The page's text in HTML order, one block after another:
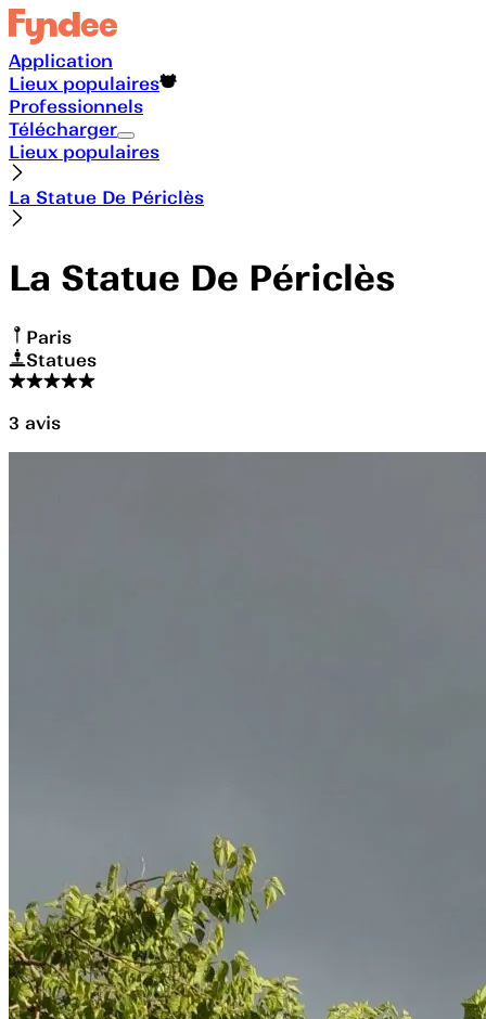
Application
Lieux populaires
Professionnels
Télécharger
Lieux populaires
La Statue De Périclès
La Statue De Périclès
Paris
Statues
3 avis